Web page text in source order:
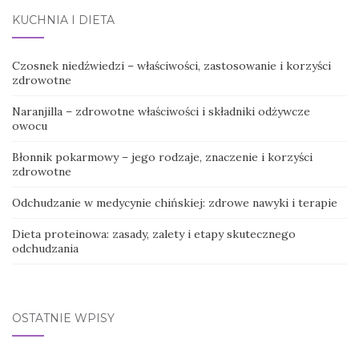
KUCHNIA I DIETA
Czosnek niedźwiedzi – właściwości, zastosowanie i korzyści
zdrowotne
Naranjilla – zdrowotne właściwości i składniki odżywcze
owocu
Błonnik pokarmowy – jego rodzaje, znaczenie i korzyści
zdrowotne
Odchudzanie w medycynie chińskiej: zdrowe nawyki i terapie
Dieta proteinowa: zasady, zalety i etapy skutecznego
odchudzania
OSTATNIE WPISY